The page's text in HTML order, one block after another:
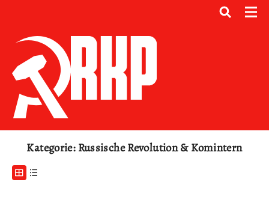
Kategorie: Russische Revolution & Komintern